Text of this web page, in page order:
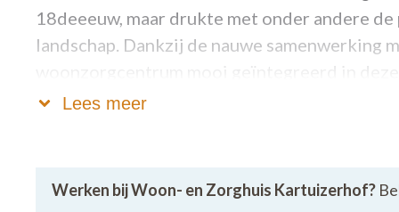
18deeeuw, maar drukte met onder andere
landschap. Dankzij de nauwe samenwerking
woonzorgcentrum mooi geïntegreerd in
hebben zelfs uitzicht op de Sint-Martenskerk
Lees meer
Werken bij Woon- en Zorghuis Kartuizerhof?